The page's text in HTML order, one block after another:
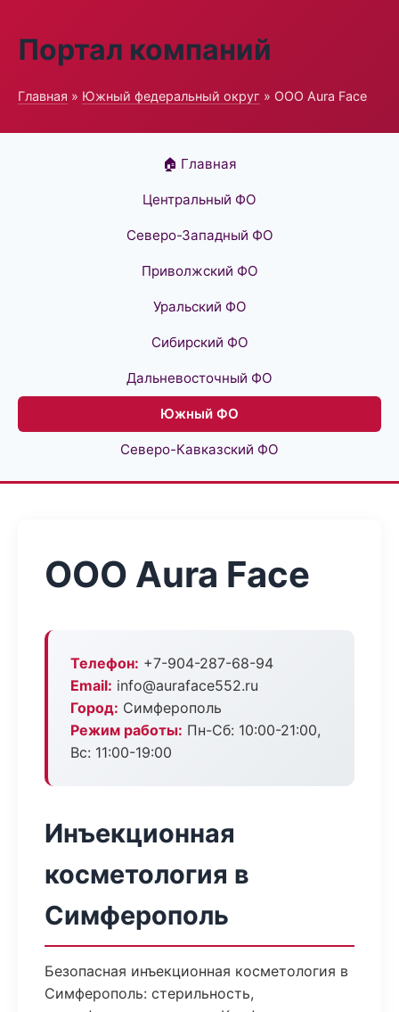
Портал компаний
Главная » Южный федеральный округ » ООО Aura Face
🏠 Главная
Центральный ФО
Северо-Западный ФО
Приволжский ФО
Уральский ФО
Сибирский ФО
Дальневосточный ФО
Южный ФО
Северо-Кавказский ФО
ООО Aura Face
Телефон: +7-904-287-68-94
Email: info@auraface552.ru
Город: Симферополь
Режим работы: Пн-Сб: 10:00-21:00,
Вс: 11:00-19:00
Инъекционная
косметология в
Симферополь
Безопасная инъекционная косметология в
Симферополь: стерильность,